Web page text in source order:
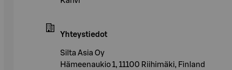
Yhteystiedot
Silta Asia Oy
Hämeenaukio 1, 11100 Riihimäki, Finland